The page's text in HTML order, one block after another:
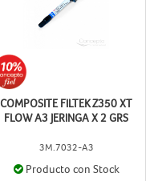
COMPOSITE FILTEK Z350 XT
FLOW A3 JERINGA X 2 GRS
3M.7032-A3
Producto con Stock